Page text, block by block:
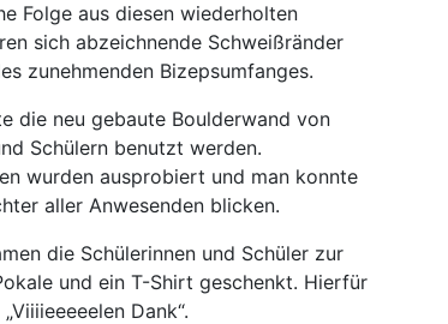
Folge aus diesen wiederholten
sich abzeichnende Schweißränder
zunehmenden Bizepsumfanges.
die neu gebaute Boulderwand von
Schülern benutzt werden.
wurden ausprobiert und man konnte
aller Anwesenden blicken.
die Schülerinnen und Schüler zur
und ein T-Shirt geschenkt. Hierfür
Dank“.